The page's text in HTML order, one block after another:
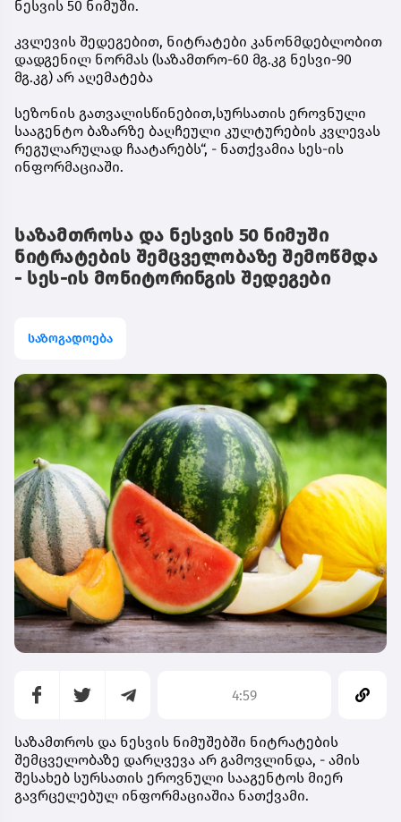
ნესვის 50 ნიმუში.
კვლევის შედეგებით, ნიტრატები კანონმდებლობით
დადგენილ ნორმას (საზამთრო-60 მგ.კგ ნესვი-90
მგ.კგ) არ აღემატება
სეზონის გათვალისწინებით,სურსათის ეროვნული
სააგენტო ბაზარზე ბაღჩეული კულტურების კვლევას
რეგულარულად ჩაატარებს“, - ნათქვამია სეს-ის
ინფორმაციაში.
საზამთროსა და ნესვის 50 ნიმუში
ნიტრატების შემცველობაზე შემოწმდა
- სეს-ის მონიტორინგის შედეგები
საზოგადოება
4:59
საზამთროს და ნესვის ნიმუშებში ნიტრატების
შემცველობაზე დარღვევა არ გამოვლინდა, - ამის
შესახებ სურსათის ეროვნული სააგენტოს მიერ
გავრცელებულ ინფორმაციაშია ნათქვამი.